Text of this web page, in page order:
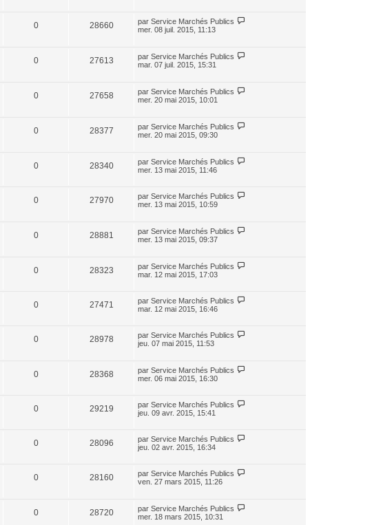
0 28660 par Service Marchés Publics
mer. 08 juil. 2015, 11:13
0 27613 par Service Marchés Publics
mar. 07 juil. 2015, 15:31
0 27658 par Service Marchés Publics
mer. 20 mai 2015, 10:01
0 28377 par Service Marchés Publics
mer. 20 mai 2015, 09:30
0 28340 par Service Marchés Publics
mer. 13 mai 2015, 11:46
0 27970 par Service Marchés Publics
mer. 13 mai 2015, 10:59
0 28881 par Service Marchés Publics
mer. 13 mai 2015, 09:37
0 28323 par Service Marchés Publics
mar. 12 mai 2015, 17:03
0 27471 par Service Marchés Publics
mar. 12 mai 2015, 16:46
0 28978 par Service Marchés Publics
jeu. 07 mai 2015, 11:53
0 28368 par Service Marchés Publics
mer. 06 mai 2015, 16:30
0 29219 par Service Marchés Publics
jeu. 09 avr. 2015, 15:41
0 28096 par Service Marchés Publics
jeu. 02 avr. 2015, 16:34
0 28160 par Service Marchés Publics
ven. 27 mars 2015, 11:26
0 28720 par Service Marchés Publics
mer. 18 mars 2015, 10:31